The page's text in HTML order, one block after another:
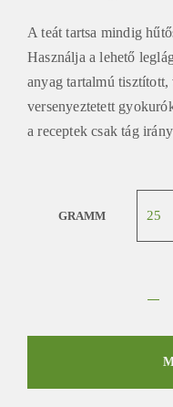
A teát tartsa mindig
Használja a lehető
anyag tartalmú tisztított,
versenyeztetett
a receptek csak tág
GRAMM
Kiwami